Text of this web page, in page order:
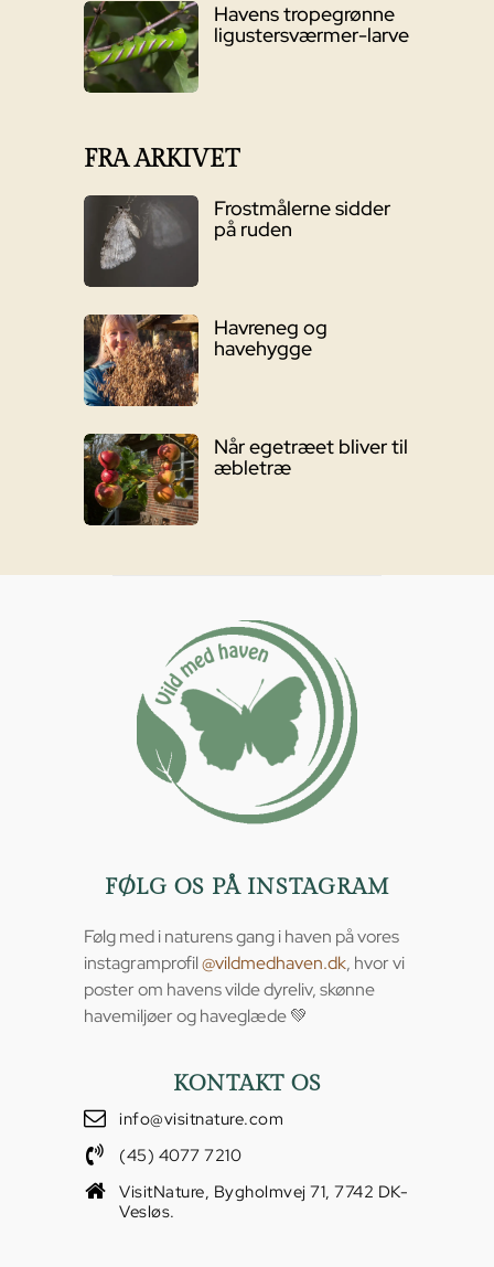
Havens tropegrønne
ligustersværmer-larve
FRA ARKIVET
Frostmålerne sidder
på ruden
Havreneg og
havehygge
Når egetræet bliver til
æbletræ
FØLG OS PÅ INSTAGRAM
Følg med i naturens gang i haven på vores
instagramprofil@vildmedhaven.dk, hvor vi
poster om havens vilde dyreliv, skønne
havemiljøer og haveglæde 💚
KONTAKT OS
info@visitnature.com
(45) 4077 7210
VisitNature, Bygholmvej 71, 7742 DK-
Vesløs.